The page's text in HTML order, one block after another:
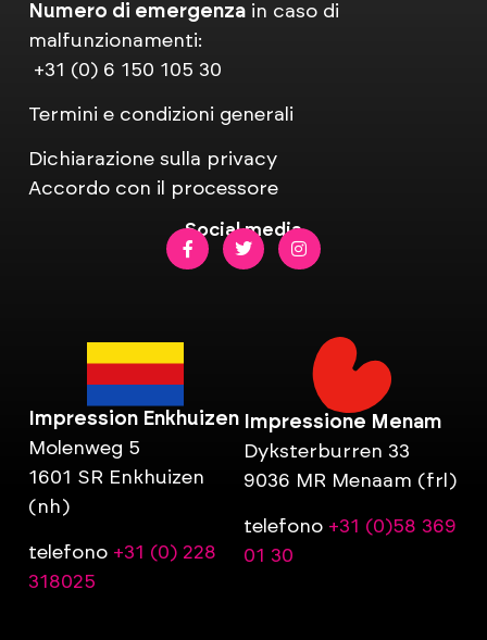
Numero di emergenzain caso di
malfunzionamenti:
+31 (0) 6 150 105 30
Termini e condizioni generali
Dichiarazione sulla privacy
Accordo con il processore
Social media
Impression Enkhuizen
Molenweg 5
1601 SR Enkhuizen
(nh)
telefono +31 (0) 228
318025
Impressione Menam
Dyksterburren 33
9036 MR Menaam (frl)
telefono +31 (0)58 369
01 30